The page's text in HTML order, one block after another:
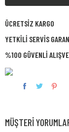
ÜCRETSİZ KARGO
YETKİLİ SERVİS
%100 GÜVENLİ
MÜŞTERİ